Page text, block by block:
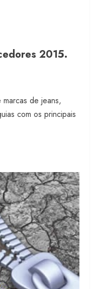
2015.
de jeans,
com os principais